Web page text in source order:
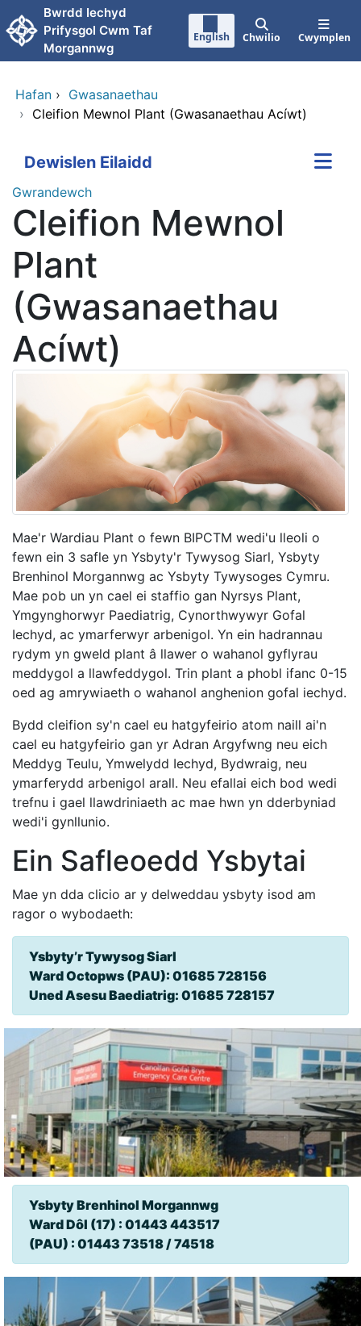
Neidio i'r prif gynnwy
Bwrdd Iechyd
Prifysgol Cwm Taf
Morgannwg
English Chwilio Cwymplen
Hafan › Gwasanaethau
› Cleifion Mewnol Plant (Gwasanaethau Acíwt)
Dewislen Eilaidd
Gwrandewch
Cleifion Mewnol
Plant
(Gwasanaethau
Acíwt)
Mae'r Wardiau Plant o fewn BIPCTM wedi'u lleoli o
fewn ein 3 safle yn Ysbyty'r Tywysog Siarl, Ysbyty
Brenhinol Morgannwg ac Ysbyty Tywysoges Cymru.
Mae pob un yn cael ei staffio gan Nyrsys Plant,
Ymgynghorwyr Paediatrig, Cynorthwywyr Gofal
Iechyd, ac ymarferwyr arbenigol. Yn ein hadrannau
rydym yn gweld plant â llawer o wahanol gyflyrau
meddygol a llawfeddygol. Trin plant a phobl ifanc 0-15
oed ag amrywiaeth o wahanol anghenion gofal iechyd.
Bydd cleifion sy'n cael eu hatgyfeirio atom naill ai'n
cael eu hatgyfeirio gan yr Adran Argyfwng neu eich
Meddyg Teulu, Ymwelydd Iechyd, Bydwraig, neu
ymarferydd arbenigol arall. Neu efallai eich bod wedi
trefnu i gael llawdriniaeth ac mae hwn yn dderbyniad
wedi'i gynllunio.
Ein Safleoedd Ysbytai
Mae yn dda clicio ar y delweddau ysbyty isod am
ragor o wybodaeth:
Ysbyty’r Tywysog Siarl
Ward Octopws (PAU): 01685 728156
Uned Asesu Baediatrig: 01685 728157
Ysbyty Brenhinol Morgannwg
Ward Dôl (17) : 01443 443517
(PAU) : 01443 73518 / 74518